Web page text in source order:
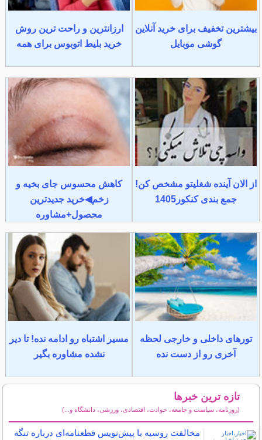
بیشترین تخفیف برای خرید آنلاین
گوشی موبایل
ارزانترین و راحت ترین روش
خرید بلیط اتوبوس برای همه
از الان آینده شغلیتو مشخص کن!
جمع بندی کنکور1405
کاهش محسوس جای بخیه و
زخم◀خرید جدیدترین
محصول+مشاوره
تورهای داخلی و خارجی لحظه
آخری رو از دست نده
مسیر اشتباه رو ادامه نده! تا دیر
نشده مشاوره بگیر
تازه ترین خبرها
(روزنامه، سیاست و جامعه، حوادث، اقتصادی، ورزشی، دانشگاه و...)
مخالفت روسیه با پیش‌نویس قطعنامه‌ای درباره تنگه